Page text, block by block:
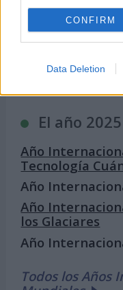
CONFIRM
Data Deletion
Famosos que
El año
Año
Tecnología
Año
Año
los Glaciares
Año
Todos los Años